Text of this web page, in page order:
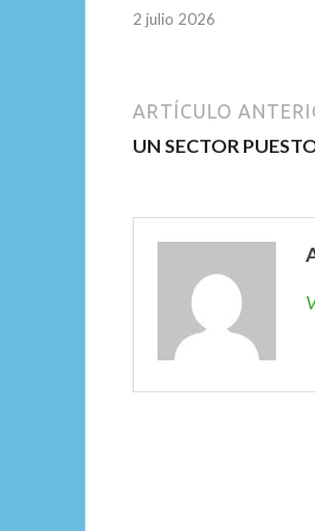
2 julio 2026
ARTÍCULO
UN SECTOR